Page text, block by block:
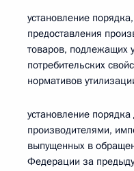
установление
предоставления
товаров, подлежащих
потребительских
нормативов
установление
производителями,
выпущенных в
Федерации за